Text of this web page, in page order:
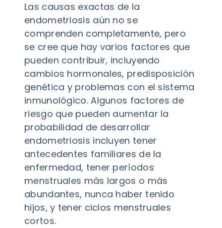
Las causas exactas de la
endometriosis aún no se
comprenden completamente, pero
se cree que hay varios factores que
pueden contribuir, incluyendo
cambios hormonales, predisposición
genética y problemas con el sistema
inmunológico. Algunos factores de
riesgo que pueden aumentar la
probabilidad de desarrollar
endometriosis incluyen tener
antecedentes familiares de la
enfermedad, tener períodos
menstruales más largos o más
abundantes, nunca haber tenido
hijos, y tener ciclos menstruales
cortos.